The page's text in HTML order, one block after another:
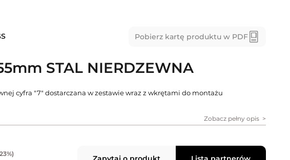
Pobierz kartę produktu w PDF
STAL NIERDZEWNA
cyfra "7" dostarczana w zestawie wraz z wkrętami do montażu
Zobacz pełny opis